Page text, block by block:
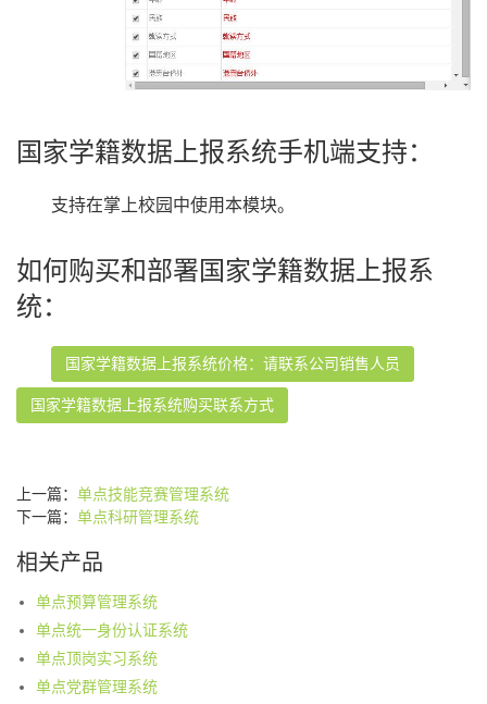
国家学籍数据上报系统手机端支持：
支持在掌上校园中使用本模块。
如何购买和部署国家学籍数据上报系
统：
国家学籍数据上报系统价格：请联系公司销售人员
国家学籍数据上报系统购买联系方式
上一篇： 单点技能竞赛管理系统
下一篇： 单点科研管理系统
相关产品
单点预算管理系统
单点统一身份认证系统
单点顶岗实习系统
单点党群管理系统